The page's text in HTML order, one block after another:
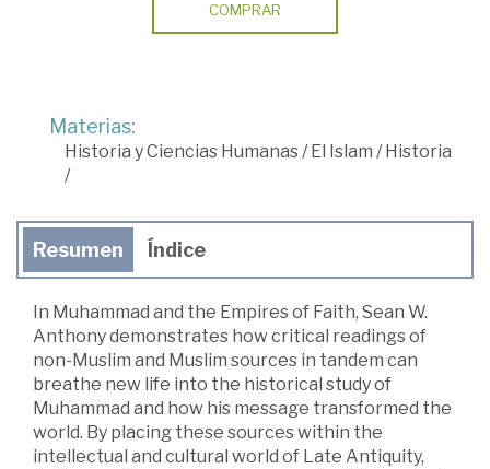
COMPRAR
Materias:
Historia y Ciencias Humanas/ El Islam / Historia
/
Resumen Índice
In Muhammad and the Empires of Faith, Sean W.
Anthony demonstrates how critical readings of
non-Muslim and Muslim sources in tandem can
breathe new life into the historical study of
Muhammad and how his message transformed the
world. By placing these sources within the
intellectual and cultural world of Late Antiquity,